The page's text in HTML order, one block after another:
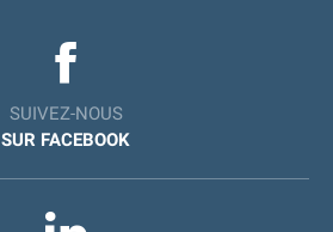
SUIVEZ-NOUS
SUR FACEBOOK